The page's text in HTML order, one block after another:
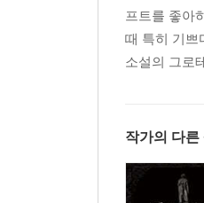
프트를 좋아
때 특히 기쁘
소설의 그로
작가의 다른